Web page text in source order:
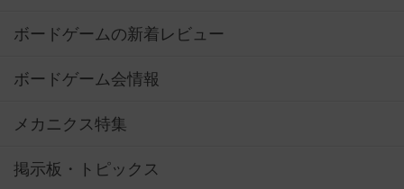
ボードゲームの新着レビュー
ボードゲーム会情報
メカニクス特集
掲示板・トピックス